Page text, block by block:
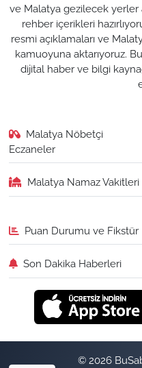
ve Malatya gezilecek yerler
rehber içerikleri
resmi açıklamaları ve
kamuoyuna aktarıyoruz.
dijital haber ve bilgi
Malatya Nöbetçi
Eczaneler
Malatya Namaz Vakitleri
Puan Durumu ve Fikstür
Son Dakika Haberleri
© 2026